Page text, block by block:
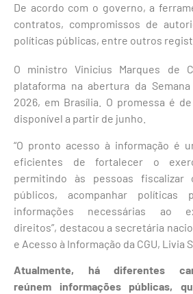
De acordo com o governo, a
contratos, compromissos de
políticas públicas, entre outros
O ministro Vinicius Marques de
plataforma na abertura da
2026, em Brasília. O promessa é
disponível a partir de junho.
“O pronto acesso à informação é
eficientes de fortalecer o
permitindo às pessoas
públicos, acompanhar políticas
informações necessárias ao
direitos”, destacou a secretária
e Acesso à Informação da CGU, Livia
Atualmente, há diferentes
reúnem informações públicas,